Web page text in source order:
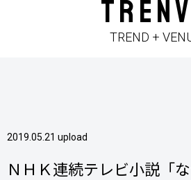
TREND +
2019.05.21 upload
ＮＨＫ連続テレビ小説「